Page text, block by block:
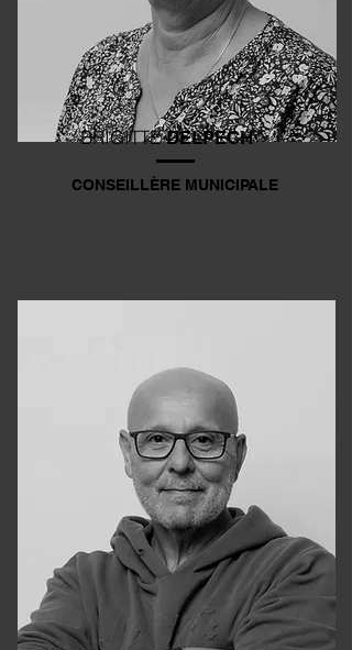
BRIGITTEDELPECH
CONSEILLÈRE MUNICIPALE